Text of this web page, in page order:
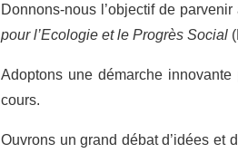
Donnons-nous l’objectif de
pour l’Ecologie et le Progrès Social
Adoptons une démarche
cours.
Ouvrons un grand débat d’idées et